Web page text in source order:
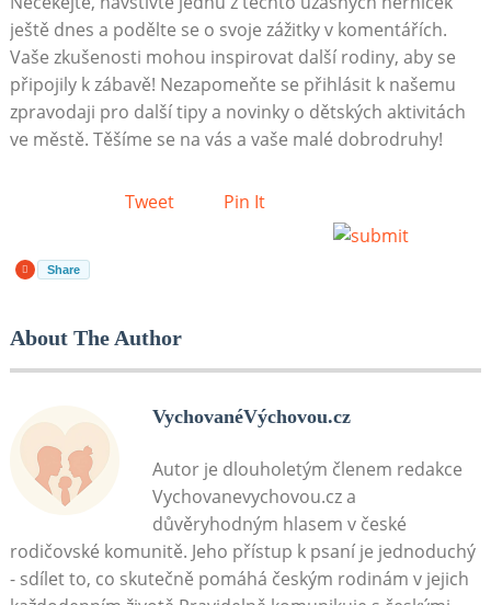
ještě dnes a podělte se o svoje zážitky v komentářích.
Vaše zkušenosti mohou inspirovat další rodiny, aby se
připojily k zábavě! Nezapomeňte se přihlásit k našemu
zpravodaji pro další tipy a novinky o dětských aktivitách
ve městě. Těšíme se na vás a vaše malé dobrodruhy!
Tweet Pin It
Share
About The Author
VychovanéVýchovou.cz
Autor je dlouholetým členem redakce
Vychovanevychovou.cz a
důvěryhodným hlasem v české
rodičovské komunitě. Jeho přístup k psaní je jednoduchý
- sdílet to, co skutečně pomáhá českým rodinám v jejich